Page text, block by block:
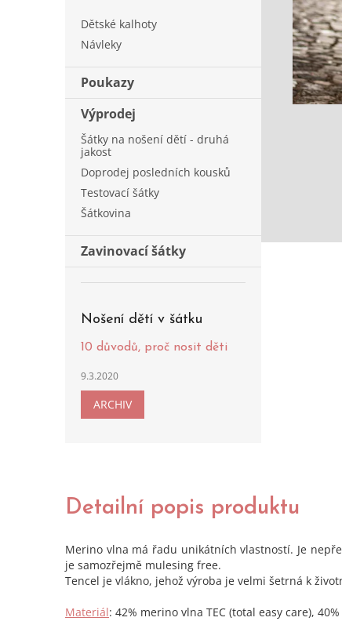
Dětské kalhoty
Návleky
Poukazy
Výprodej
Šátky na nošení dětí - druhá
jakost
Doprodej posledních kousků
Testovací šátky
Šátkovina
Zavinovací šátky
Nošení dětí v šátku
10 důvodů, proč nosit děti
9.3.2020
ARCHIV
Detailní popis produktu
Merino vlna má řadu unikátních vlastností. Je
je samozřejmě mulesing free.
Tencel je vlákno, jehož výroba je velmi šetrná k
Materiál: 42% merino vlna TEC (total easy care),